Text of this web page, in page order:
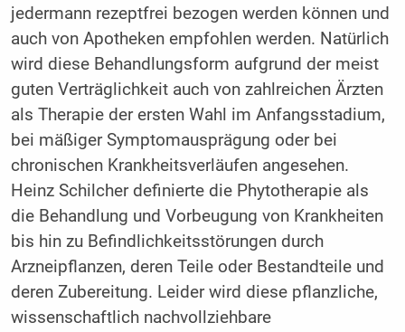
jedermann rezeptfrei bezogen werden können und
auch von Apotheken empfohlen werden. Natürlich
wird diese Behandlungsform aufgrund der meist
guten Verträglichkeit auch von zahlreichen Ärzten
als Therapie der ersten Wahl im Anfangsstadium,
bei mäßiger Symptomausprägung oder bei
chronischen Krankheitsverläufen angesehen.
Heinz Schilcher definierte die Phytotherapie als
die Behandlung und Vorbeugung von Krankheiten
bis hin zu Befindlichkeitsstörungen durch
Arzneipflanzen, deren Teile oder Bestandteile und
deren Zubereitung. Leider wird diese pflanzliche,
wissenschaftlich nachvollziehbare